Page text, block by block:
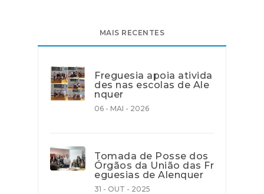
MAIS RECENTES
Freguesia apoia ativida
des nas escolas de Ale
nquer
06 - MAI - 2026
Tomada de Posse dos
Órgãos da União das Fr
eguesias de Alenquer
31 - OUT - 2025